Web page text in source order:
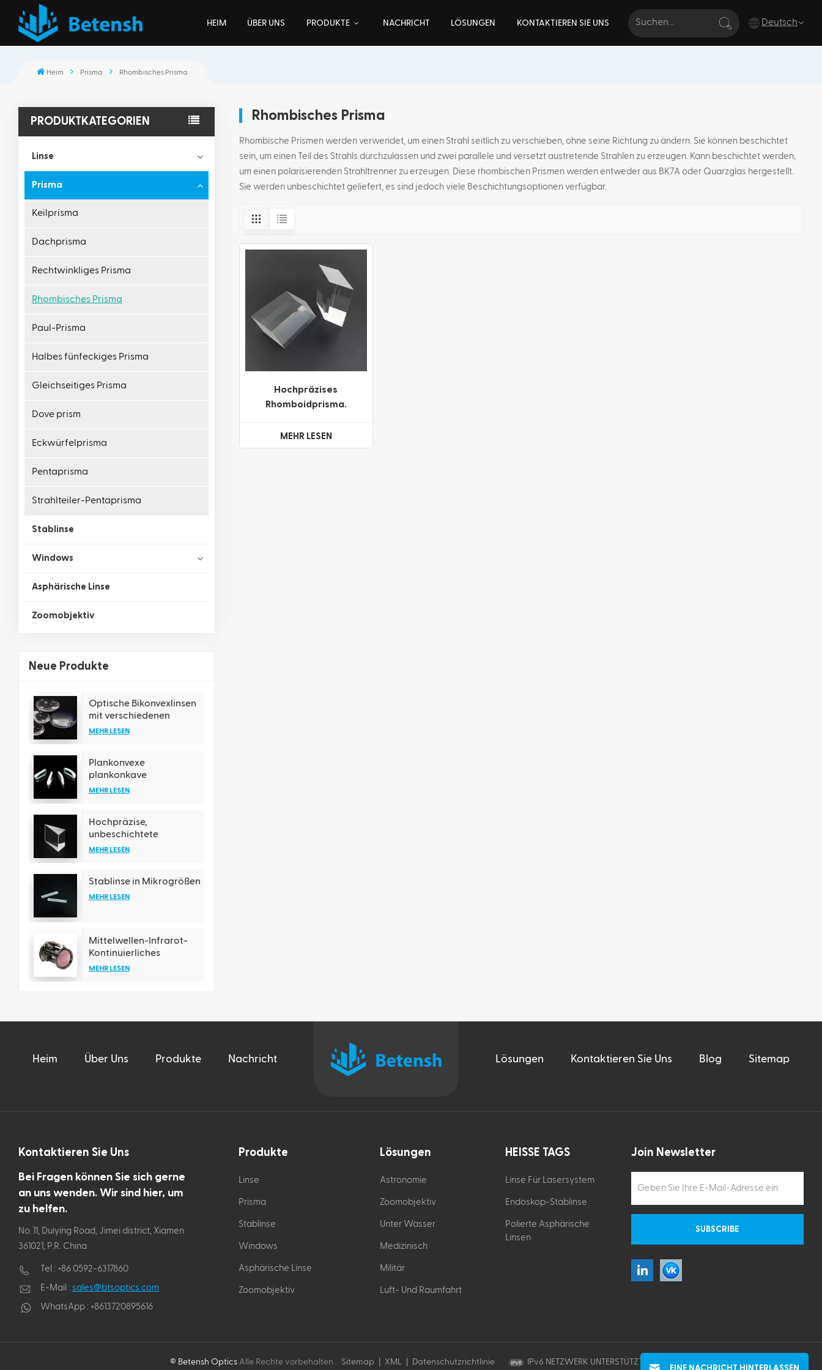
HEIM ÜBER UNS PRODUKTE NACHRICHT LÖSUNGEN KONTAKTIEREN SIE UNS Deutsch
italiano
Heim Prisma Rhombisches Prisma
PRODUKTKATEGORIEN
Linse
Prisma
Keilprisma
Dachprisma
Rechtwinkliges Prisma
Rhombisches Prisma
Paul-Prisma
Halbes fünfeckiges Prisma
Gleichseitiges Prisma
Dove prism
Eckwürfelprisma
Pentaprisma
Strahlteiler-Pentaprisma
Stablinse
Windows
Asphärische Linse
Zoomobjektiv
Neue Produkte
Optische Bikonvexlinsen
mit verschiedenen
Beschichtungsoptionen
MEHR LESEN
Plankonvexe
plankonkave
rechteckige zylindrische
MEHR LESEN
Hochpräzise, ​​
unbeschichtete
Keilprismen aus
MEHR LESEN
Stablinse in Mikrogrößen
MEHR LESEN
Mittelwellen-Infrarot-
Kontinuierliches
Zoomobjektiv
MEHR LESEN
Rhombisches Prisma
Rhombische Prismen werden verwendet, um einen Strahl seitlich zu verschieben, ohne seine Richtung zu ändern. Sie können beschichtet
sein, um einen Teil des Strahls durchzulassen und zwei parallele und versetzt austretende Strahlen zu erzeugen. Kann beschichtet werden,
um einen polarisierenden Strahltrenner zu erzeugen. Diese rhombischen Prismen werden entweder aus BK7A oder Quarzglas hergestellt.
Sie werden unbeschichtet geliefert, es sind jedoch viele Beschichtungsoptionen verfügbar.
Hochpräzises
Rhomboidprisma.
MEHR LESEN
Heim Über Uns Produkte Nachricht Lösungen Kontaktieren Sie Uns Blog Sitemap
Kontaktieren Sie Uns
Bei Fragen können Sie sich gerne
an uns wenden. Wir sind hier, um
zu helfen.
No. 11, Duiying Road, Jimei district, Xiamen
361021, P.R. China
Tel : +86 0592-6317860
E-Mail : sales@btsoptics.com
WhatsApp : +8613720895616
Produkte
Linse
Prisma
Stablinse
Windows
Asphärische Linse
Zoomobjektiv
Lösungen
Astronomie
Zoomobjektiv
Unter Wasser
Medizinisch
Militär
Luft- Und Raumfahrt
HEISSE TAGS
Linse Für Lasersystem
Endoskop-Stablinse
Polierte Asphärische
Linsen
Join Newsletter
© Betensh OpticsAlle Rechte vorbehalten . Sitemap XML Datenschutzrichtlinie IPv6 NETZWERK UNTERSTÜTZT
EINE NACHRICHT HINTERLASSEN